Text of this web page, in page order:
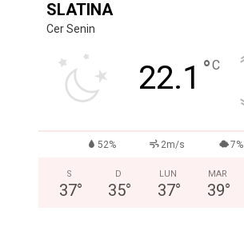
SLATINA
Cer Senin
22.1 °C
52% 2m/s 7%
S
37°
D
35°
LUN
37°
MAR
39°